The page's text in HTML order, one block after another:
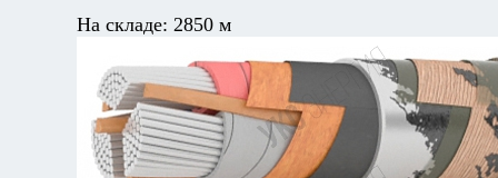
На складе: 2850 м